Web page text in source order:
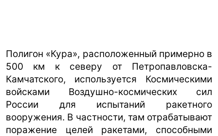
Полигон «Кура», расположенный примерно в
500 км к северу от Петропавловска-
Камчатского, используется Космическими
войсками Воздушно-космических сил
России для испытаний ракетного
вооружения. В частности, там отрабатывают
поражение целей ракетами, способными